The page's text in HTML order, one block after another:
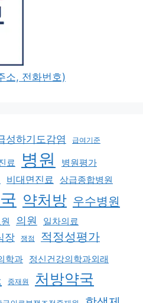
소, 전화번호)
성하기도감염 급여기준
료 병원 병원평가
비대면진료 상급종합병원
약처방 우수병원
의원 일차의료
장 쟁점 적정성평가
학과 정신건강의학과외래
중재원
처방약국